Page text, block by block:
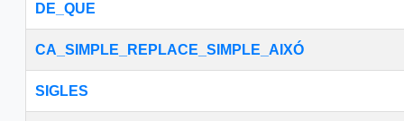
DE_QUE
CA_SIMPLE_REPLACE_SIMPLE_AIXÓ
SIGLES